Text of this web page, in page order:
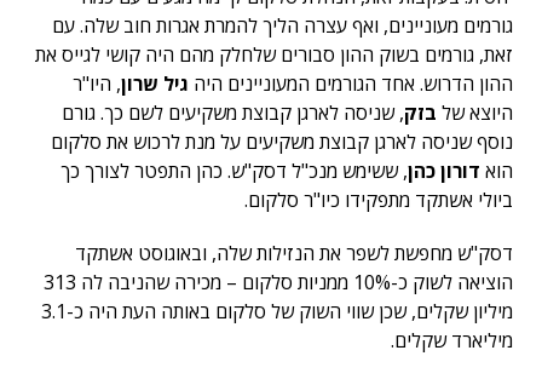
גורמים מעוניינים, ואף עצרה הליך להמרת אגרות חוב שלה. עם
זאת, גורמים בשוק ההון סבורים שלחלק מהם היה קושי לגייס את
ההון הדרוש. אחד הגורמים המעוניינים היה גיל שרון, היו"ר
היוצא של בזק, שניסה לארגן קבוצת משקיעים לשם כך. גורם
נוסף שניסה לארגן קבוצת משקיעים על מנת לרכוש את סלקום
הוא דורון כהן, ששימש מנכ"ל דסק"ש. כהן התפטר לצורך כך
ביולי אשתקד מתפקידו כיו"ר סלקום.
דסק"ש מחפשת לשפר את הנזילות שלה, ובאוגוסט אשתקד
הוציאה לשוק כ-10% ממניות סלקום – מכירה שהניבה לה 313
מיליון שקלים, שכן שווי השוק של סלקום באותה העת היה כ-3.1
מיליארד שקלים.